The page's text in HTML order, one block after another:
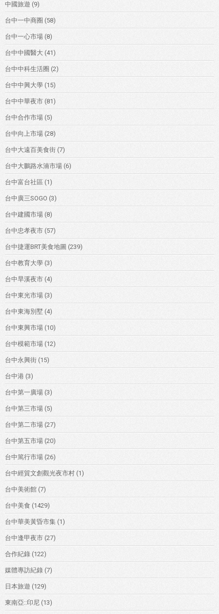
中國旅遊 (9)
台中一中商圈 (58)
台中一心市場 (8)
台中中國醫大 (41)
台中中科生活圈 (2)
台中中興大學 (15)
台中中華夜市 (81)
台中合作市場 (5)
台中向上市場 (28)
台中大遠百美食街 (7)
台中大鵬路水湳市場 (6)
台中富台社區 (1)
台中廣三SOGO (3)
台中建國市場 (8)
台中忠孝夜市 (57)
台中捷運BRT美食地圖 (239)
台中教育大學 (3)
台中旱溪夜市 (4)
台中東光市場 (3)
台中東海別墅 (4)
台中東興市場 (10)
台中模範市場 (12)
台中永興街 (15)
台中港 (3)
台中第一廣場 (3)
台中第三市場 (5)
台中第二市場 (27)
台中第五市場 (20)
台中篤行市場 (26)
台中經貿文創觀光夜市村 (1)
台中美術館 (7)
台中美食 (1429)
台中華美黃昏市集 (1)
台中逢甲夜市 (27)
合作紀錄 (122)
媒體專訪紀錄 (7)
日本旅遊 (129)
東南亞::印尼 (13)